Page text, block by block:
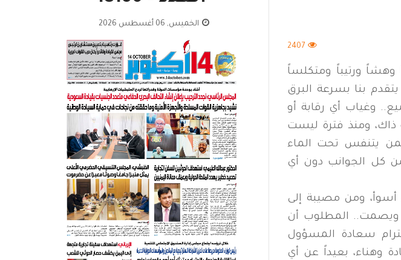
2407
وهشاً ورتيباً ومتكلساً
بنا بسرعة البرق
وغياب أي رقابة أو
ذاك، ومنذ فترة ليست
يتنفس تحت الماء
كل الجوانب دون أي
أسوأ، ومن مصيبة إلى
ويصمت.. المطلوب أن
سعادة المسؤول
وهناء، بعيداً عن أي
الخميس, 06 أغسطس 2026